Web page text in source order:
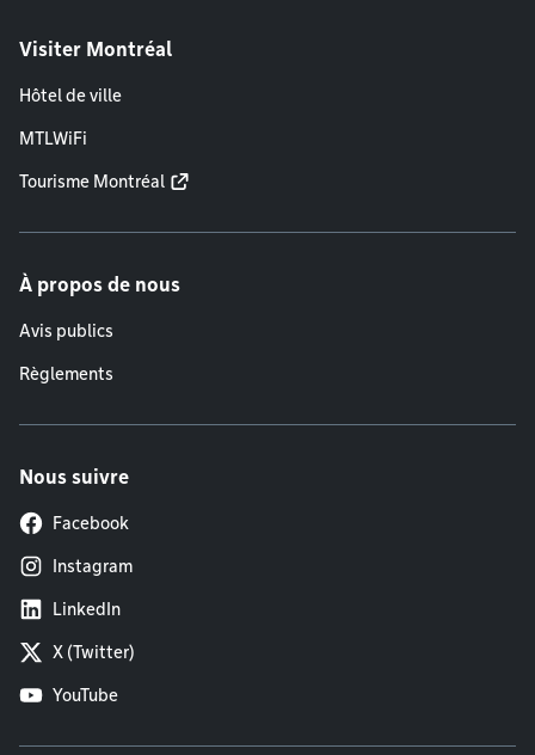
Visiter Montréal
Hôtel de ville
MTLWiFi
Tourisme Montréal
À propos de nous
Avis publics
Règlements
Nous suivre
Facebook
Instagram
LinkedIn
X (Twitter)
YouTube